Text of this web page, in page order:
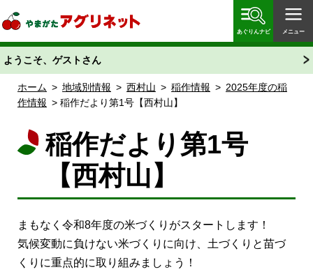
「あぐりん」
あぐりんナビ メニュー
ようこそ、ゲストさん
ホーム > 地域別情報 > 西村山 > 稲作情報 > 2025年度の稲
作情報 > 稲作だより第1号【西村山】
稲作だより第1号
【西村山】
まもなく令和8年度の米づくりがスタートします！
気候変動に負けない米づくりに向け、土づくりと苗づ
くりに重点的に取り組みましょう！